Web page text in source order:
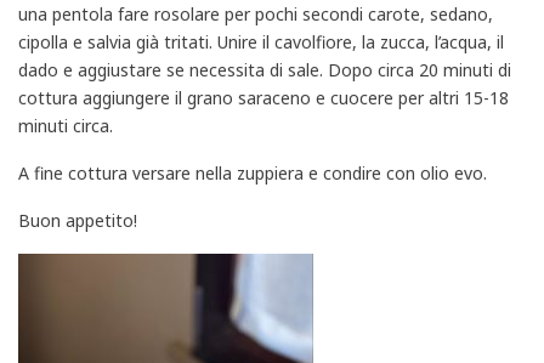
una pentola fare rosolare per pochi secondi carote, sedano,
cipolla e salvia già tritati. Unire il cavolfiore, la zucca, l’acqua, il
dado e aggiustare se necessita di sale. Dopo circa 20 minuti di
cottura aggiungere il grano saraceno e cuocere per altri 15-18
minuti circa.
A fine cottura versare nella zuppiera e condire con olio evo.
Buon appetito!